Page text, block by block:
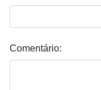
Comentário: